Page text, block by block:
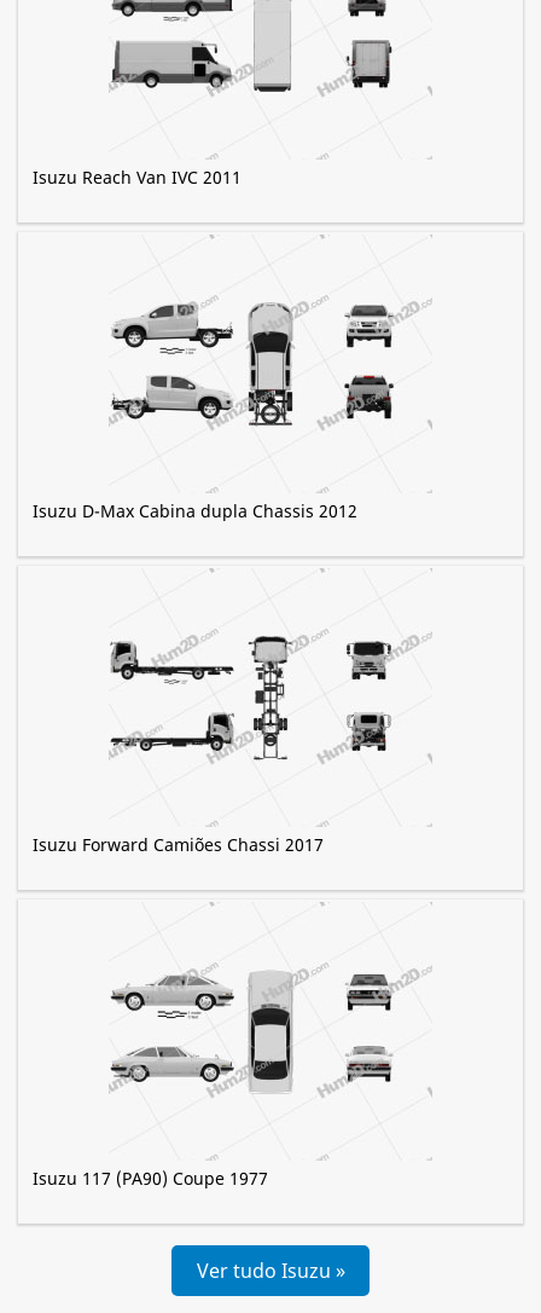
Isuzu Reach Van IVC 2011
Isuzu D-Max Cabina dupla Chassis 2012
Isuzu Forward Camiões Chassi 2017
Isuzu 117 (PA90) Coupe 1977
Ver tudo Isuzu »